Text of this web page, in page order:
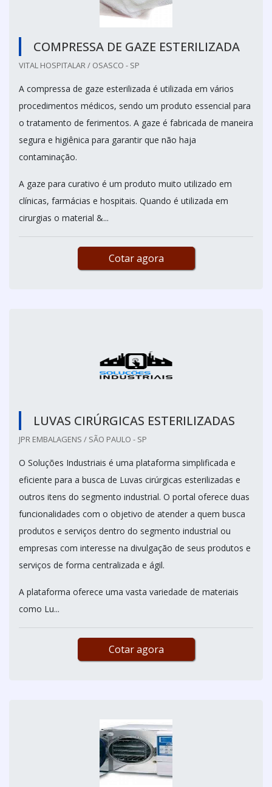
COMPRESSA DE GAZE ESTERILIZADA
VITAL HOSPITALAR / OSASCO - SP
A compressa de gaze esterilizada é utilizada em vários
procedimentos médicos, sendo um produto essencial para
o tratamento de ferimentos. A gaze é fabricada de maneira
segura e higiênica para garantir que não haja
contaminação.
A gaze para curativo é um produto muito utilizado em
clínicas, farmácias e hospitais. Quando é utilizada em
cirurgias o material &...
Cotar agora
LUVAS CIRÚRGICAS ESTERILIZADAS
JPR EMBALAGENS / SÃO PAULO - SP
O Soluções Industriais é uma plataforma simplificada e
eficiente para a busca de Luvas cirúrgicas esterilizadas e
outros itens do segmento industrial. O portal oferece duas
funcionalidades com o objetivo de atender a quem busca
produtos e serviços dentro do segmento industrial ou
empresas com interesse na divulgação de seus produtos e
serviços de forma centralizada e ágil.
A plataforma oferece uma vasta variedade de materiais
como Lu...
Cotar agora